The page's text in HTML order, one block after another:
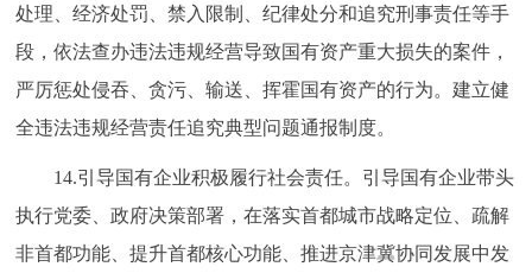
处理、经济处罚、禁入限制、纪律处分和追究刑事责任等手
段，依法查办违法违规经营导致国有资产重大损失的案件，
严厉惩处侵吞、贪污、输送、挥霍国有资产的行为。建立健
全违法违规经营责任追究典型问题通报制度。
14.引导国有企业积极履行社会责任。引导国有企业带头
执行党委、政府决策部署，在落实首都城市战略定位、疏解
非首都功能、提升首都核心功能、推进京津冀协同发展中发